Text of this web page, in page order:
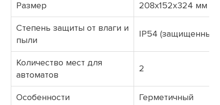
Размер 208x152x324 мм
Степень защиты от влаги и
пыли
IP54 (защищенный)
Количество мест для
автоматов
2
Особенности Герметичный